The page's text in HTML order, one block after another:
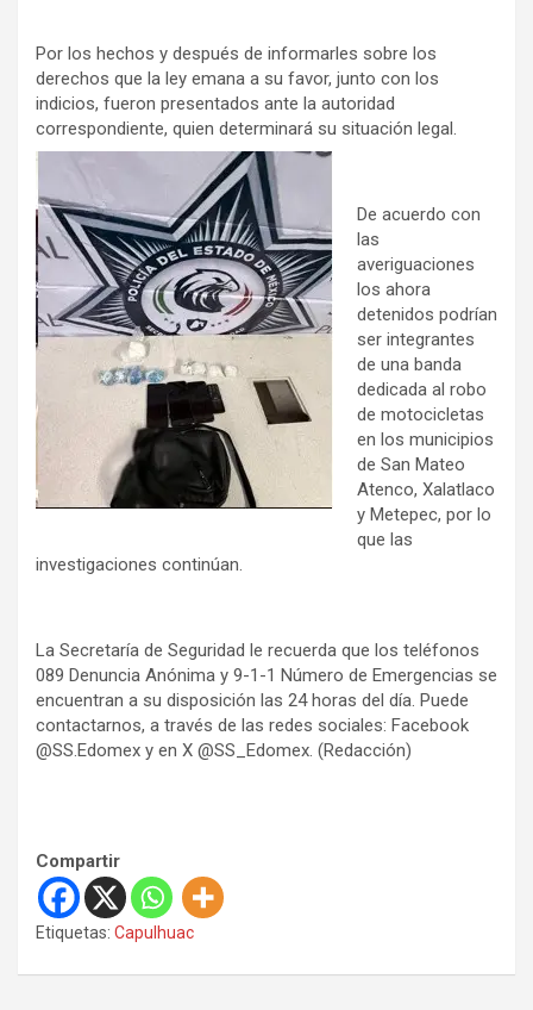
Por los hechos y después de informarles sobre los
derechos que la ley emana a su favor, junto con los
indicios, fueron presentados ante la autoridad
correspondiente, quien determinará su situación legal.
De acuerdo con
las
averiguaciones
los ahora
detenidos podrían
ser integrantes
de una banda
dedicada al robo
de motocicletas
en los municipios
de San Mateo
Atenco, Xalatlaco
y Metepec, por lo
que las
investigaciones continúan.
La Secretaría de Seguridad le recuerda que los teléfonos
089 Denuncia Anónima y 9-1-1 Número de Emergencias se
encuentran a su disposición las 24 horas del día. Puede
contactarnos, a través de las redes sociales: Facebook
@SS.Edomex y en X @SS_Edomex. (Redacción)
Compartir
Etiquetas: Capulhuac